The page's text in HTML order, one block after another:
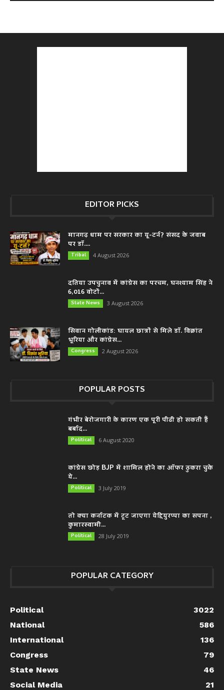
EDITOR PICKS
मानगढ़ धाम पर सरकार का यू-टर्न? संसद के जवाब
पर डॉ....
Tribal 4 August 2026
दतिया उपचुनाव में कांग्रेस का परचम, घनश्याम सिंह ने
6,016 वोटों...
State News 3 August 2026
सिवान गोलीकांड: घायल छात्रों से मिले डॉ. विक्रांत
भूरिया और कांग्रेस...
Congress 2 August 2026
POPULAR POSTS
गंभीर बेरोजगारी के कारण एक पूरी पीढी हो सकती हैं
बर्बाद...
Political 6 August 2020
कांग्रेस छोड़ BJP में शामिल होने का ऑफर ठुकरा चुके
ये...
Political 3 July 2019
तो क्या कर्नाटक में टूट जाएगा येद्दियुरप्पा का सपना ,
कुमारस्वामी...
Political 28 July 2019
POPULAR CATEGORY
Political
3022
National
586
International
136
Congress
79
State News
46
Social Media
21